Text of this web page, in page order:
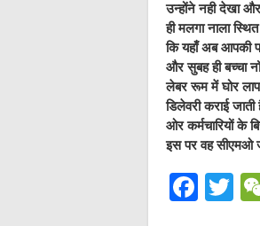
उन्होंने नही देखा
ही मलगा नाला
कि यहाँ अब आपकी
और सुबह ही बच्चा
लेबर रूम में घोर
डिलेवरी कराई जाती
ओर कर्मचारियों के
इस पर वह सीएमओ
F
T